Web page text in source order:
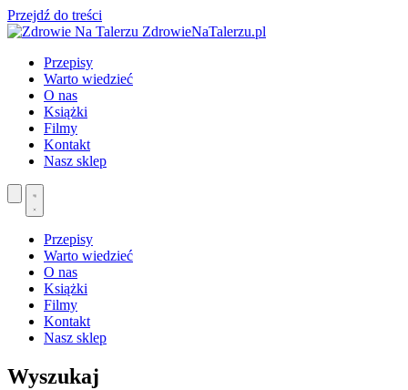
Przejdź do treści
ZdrowieNaTalerzu.pl
Przepisy
Warto wiedzieć
O nas
Książki
Filmy
Kontakt
Nasz sklep
Przepisy
Warto wiedzieć
O nas
Książki
Filmy
Kontakt
Nasz sklep
Wyszukaj